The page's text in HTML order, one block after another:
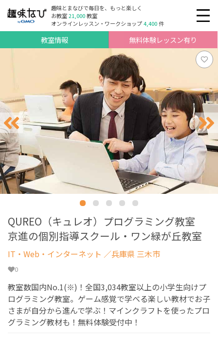
趣味とまなびで毎日を、もっと楽しく
お教室21,000教室
オンラインレッスン・ワークショップ4,400件
教室情報 無料体験レッスン有り
QUREO（キュレオ）プログラミング教室
京進の個別指導スクール・ワン緑が丘教室
IT・Web・インターネット ／兵庫県 三木市
0
教室数国内No.1(※)！全国3,034教室以上の小学生向けプ
ログラミング教室。ゲーム感覚で学べる楽しい教材でお子
さまが自分から進んで学ぶ！マインクラフトを使ったプロ
グラミング教材も！無料体験受付中！